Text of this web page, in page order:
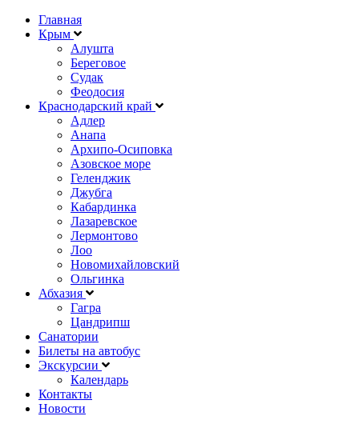
Главная
Крым
Алушта
Береговое
Судак
Феодосия
Краснодарский край
Адлер
Анапа
Архипо-Осиповка
Азовское море
Геленджик
Джубга
Кабардинка
Лазаревское
Лермонтово
Лоо
Новомихайловский
Ольгинка
Абхазия
Гагра
Цандрипш
Санатории
Билеты на автобус
Экскурсии
Календарь
Контакты
Новости